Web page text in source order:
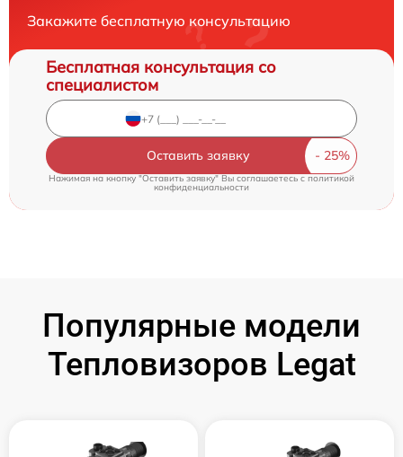
Закажите бесплатную консультацию
Бесплатная консультация со
специалистом
Оставить заявку
Нажимая на кнопку "Оставить заявку" Вы соглашаетесь c политикой
конфиденциальности
Популярные модели
Тепловизоров Legat